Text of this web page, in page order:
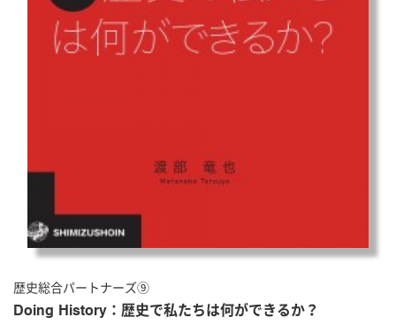
歴史総合パートナーズ⑨
Doing History：歴史で私たちは何ができるか？